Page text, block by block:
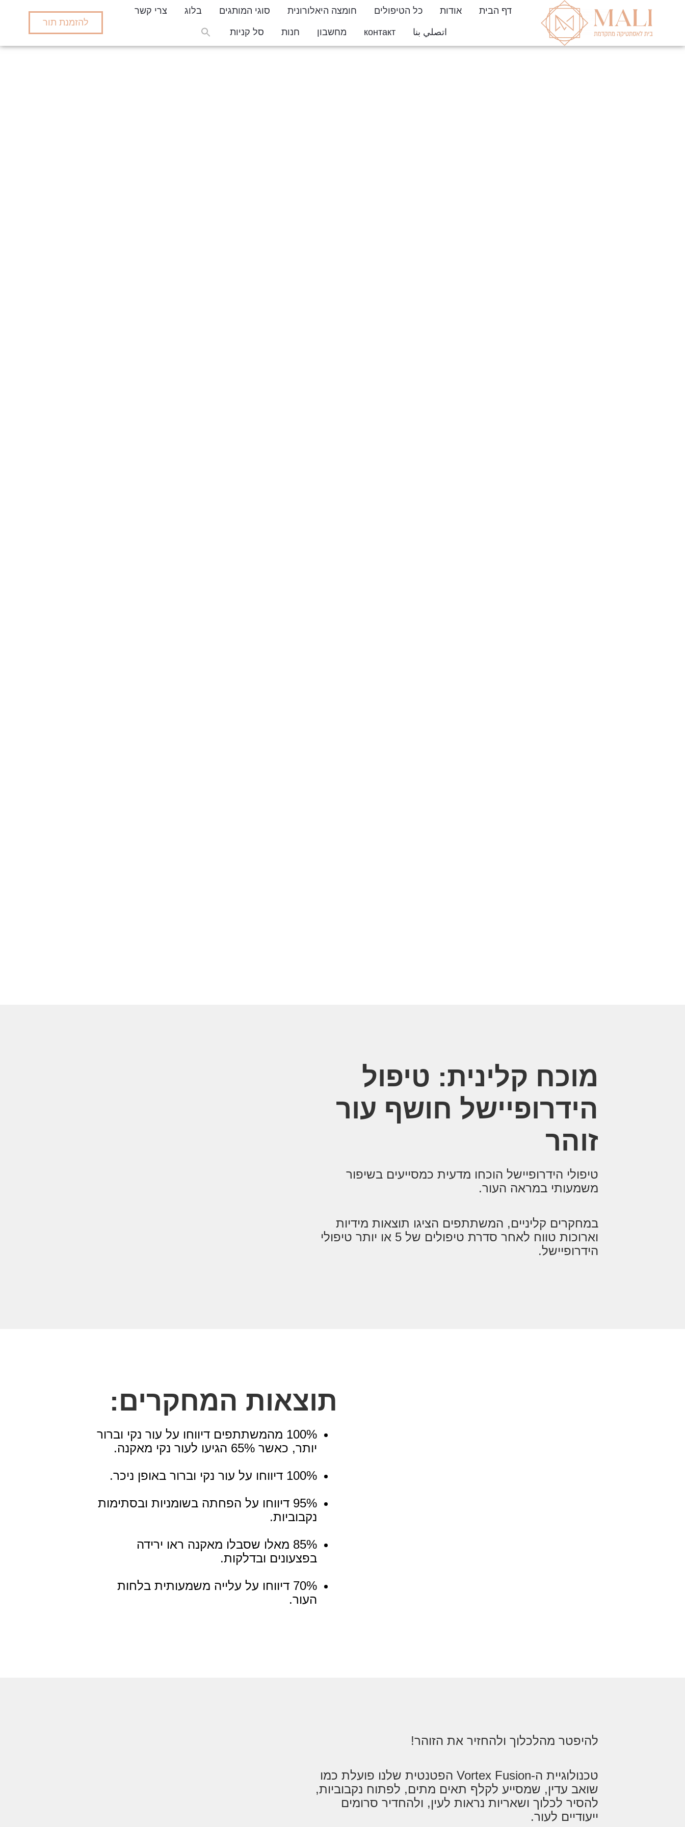
דף הבית אודות כל הטיפולים חומצה היאלורונית סוגי המותגים בלוג צרי קשר
اتصلي بنا контакт מחשבון חנות סל קניות
Search
Search Button
להזמנת תור
מוכח קלינית: טיפול
הידרופיישל חושף עור
זוהר
טיפולי הידרופיישל הוכחו מדעית כמסייעים בשיפור
משמעותי במראה העור.
במחקרים קליניים, המשתתפים הציגו תוצאות מידיות
וארוכות טווח לאחר סדרת טיפולים של 5 או יותר טיפולי
הידרופיישל.
תוצאות המחקרים:
⁠100% מהמשתתפים דיווחו על עור נקי וברור
יותר, כאשר 65% הגיעו לעור נקי מאקנה.
100% דיווחו על עור נקי וברור באופן ניכר.
95% דיווחו על הפחתה בשומניות ובסתימות
נקבוביות.
85% מאלו שסבלו מאקנה ראו ירידה
בפצעונים ובדלקות.
70% דיווחו על עלייה משמעותית בלחות
העור.
להיפטר מהלכלוך ולהחזיר את הזוהר!
טכנולוגיית ה-Vortex Fusion הפטנטית שלנו פועלת כמו
שואב עדין, שמסייע לקלף תאים מתים, לפתוח נקבוביות,
להסיר לכלוך ושאריות נראות לעין, ולהחדיר סרומים
ייעודיים לעור.